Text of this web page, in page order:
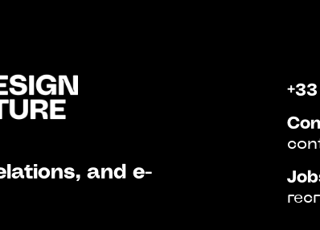
and e-